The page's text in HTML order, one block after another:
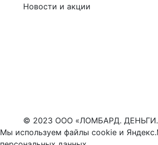
Новости и акции
© 2023 ООО «ЛОМБАРД. ДЕНЬГИ.
Мы используем файлы cookie и